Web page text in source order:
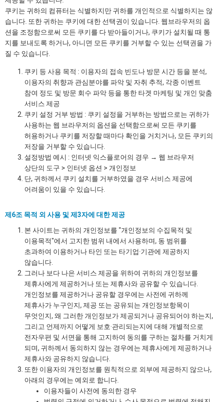
쿠키는 귀하의 컴퓨터는 식별하지만 귀하를 개인적으로 식별하지는 않
습니다. 또한 귀하는 쿠키에 대한 선택권이 있습니다. 웹브라우저의 옵
션을 조정함으로써 모든 쿠키를 다 받아들이거나, 쿠키가 설치될 때 통
지를 보내도록 하거나, 아니면 모든 쿠키를 거부할 수 있는 선택권을 가
질 수 있습니다.
쿠키 등 사용 목적 : 이용자의 접속 빈도나 방문 시간 등을 분석,
이용자의 취향과 관심분야를 파악 및 자취 추적, 각종 이벤트
참여 정도 및 방문 회수 파악 등을 통한 타겟 마케팅 및 개인 맞춤
서비스 제공
쿠키 설정 거부 방법 : 쿠키 설정을 거부하는 방법으로는 귀하가
사용하는 웹 브라우저의 옵션을 선택함으로써 모든 쿠키를
허용하거나 쿠키를 저장할 때마다 확인을 거치거나, 모든 쿠키의
저장을 거부할 수 있습니다.
설정방법 예시 : 인터넷 익스플로어의 경우 → 웹 브라우저
상단의 도구 > 인터넷 옵션 > 개인정보
단, 귀하께서 쿠키 설치를 거부하였을 경우 서비스 제공에
어려움이 있을 수 있습니다.
제6조 목적 외 사용 및 제3자에 대한 제공
본 사이트는 귀하의 개인정보를 "개인정보의 수집목적 및
이용목적"에서 고지한 범위 내에서 사용하며, 동 범위를
초과하여 이용하거나 타인 또는 타기업·기관에 제공하지
않습니다.
그러나 보다 나은 서비스 제공을 위하여 귀하의 개인정보를
제휴사에게 제공하거나 또는 제휴사와 공유할 수 있습니다.
개인정보를 제공하거나 공유할 경우에는 사전에 귀하께
제휴사가 누구인지, 제공 또는 공유되는 개인정보항목이
무엇인지, 왜 그러한 개인정보가 제공되거나 공유되어야 하는지,
그리고 언제까지 어떻게 보호·관리되는지에 대해 개별적으로
전자우편 및 서면을 통해 고지하여 동의를 구하는 절차를 거치게
되며, 귀하께서 동의하지 않는 경우에는 제휴사에게 제공하거나
제휴사와 공유하지 않습니다.
또한 이용자의 개인정보를 원칙적으로 외부에 제공하지 않으나,
아래의 경우에는 예외로 합니다.
이용자들이 사전에 동의한 경우